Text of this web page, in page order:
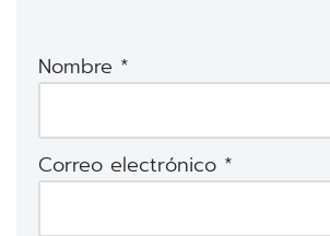
Nombre *
Correo electrónico *